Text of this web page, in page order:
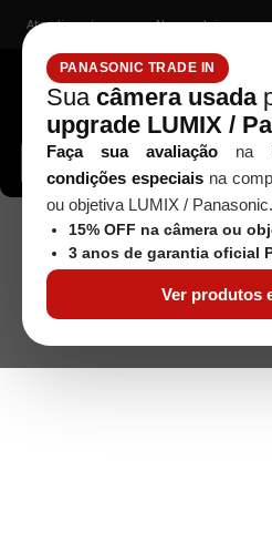
PANASONIC TRADE IN
Sua câmera usada
upgrade LUMIX /
Faça sua avaliação na
condições especiaisna
ou objetiva LUMIX / Panasonic.
15% OFF na câmera ou
3 anos de garantia oficial
Ver produtos
Atendimento Nossas lojas
Buscar câmeras, lentes,
Seminovos Objetivas
180mm F/2.8 - Usada